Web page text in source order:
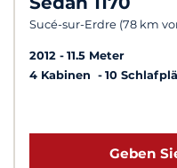
Sucé-sur-Erdre (78 km
2012
11.5 Meter
4 Kabinen
10
Geben